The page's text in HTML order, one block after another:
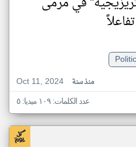
Oct 11, 2024
منذ سنة
عدد الكلمات: ١٠٩ ميديا: ٥